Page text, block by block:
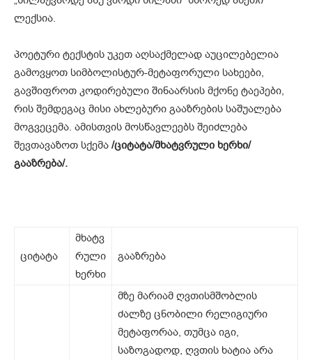
ლექსია.
პოეტური ტექსტის უკეთ აღსაქმელად აუცილებელია
გამოვყოთ სიმბოლისტურ-მეტაფორული სახეები,
გავშიფროთ კოდირებული შინაარსის მქონე ტაეპები,
რის შემდეგაც მისი ახლებური გააზრების საშუალება
მოგვეცემა. ამისთვის მოსწავლეებს შეიძლება
შევთავაზოთ სქემა /ციტატა/მხატვრული ხერხი/
გააზრება/.
ციტატა
მხატვ
რული
ხერხი
გააზრება
მზე მარიამ ღვთისმშობლის
ძალზე ცნობილი რელიგიური
მეტაფორაა, თუმცა იგი,
საზოგადოდ, ღვთის ხატია არა